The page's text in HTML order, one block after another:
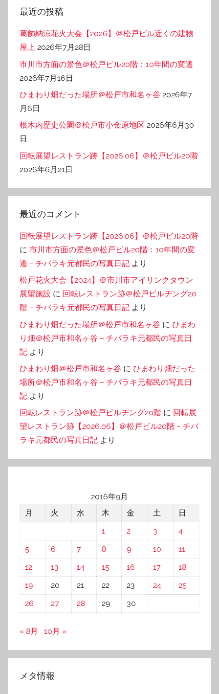
リ
最近の投稿
葛飾納涼花火大会【2026】＠松戸ビル近くの建物
屋上 2026年7月28日
市川市方面の景色＠松戸ビル20階：10年間の変遷
2026年7月16日
ひまわり畑だった場所＠松戸市和名ヶ谷 2026年7
月6日
根木内歴史公園＠松戸市小金原地区 2026年6月30
日
回転展望レストラン跡【2026.06】＠松戸ビル20階
2026年6月21日
最近のコメント
回転展望レストラン跡【2026.06】＠松戸ビル20階
に 市川市方面の景色＠松戸ビル20階：10年間の変
遷 – チバラキ元都民の写真日記 より
松戸花火大会【2024】＠市川市アイリンクタウン
展望施設 に 回転レストラン跡＠松戸ビルヂング20
階 – チバラキ元都民の写真日記 より
ひまわり畑だった場所＠松戸市和名ヶ谷 に ひまわ
り畑＠松戸市和名ヶ谷 – チバラキ元都民の写真日
記 より
ひまわり畑＠松戸市和名ヶ谷 に ひまわり畑だった
場所＠松戸市和名ヶ谷 – チバラキ元都民の写真日
記 より
回転レストラン跡＠松戸ビルヂング20階 に 回転展
望レストラン跡【2026.06】＠松戸ビル20階 – チバ
ラキ元都民の写真日記 より
2016年9月
月
火 水 木 金 土
日
1
2 3
4
5
6 7 8 9 10
11
12
13 14 15 16 17
18
19
20 21 22 23 24
25
26
27 28 29 30
« 8月 10月 »
メタ情報